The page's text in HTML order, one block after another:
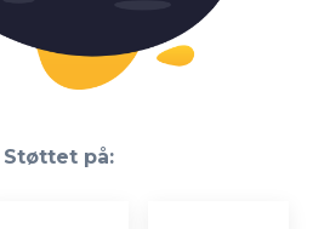
Støttet på: